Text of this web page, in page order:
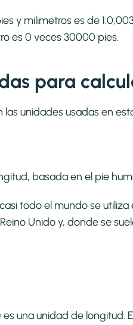
y milimetros es de
es 0 veces 30000 pies.
para
unidades usadas en
basada en el pie
todo el mundo se
Unido y, donde se
una unidad de longitud.